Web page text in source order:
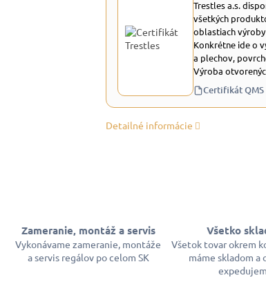
Trestles a.s.
všetkých
oblastiach
Konkrétne ide o
a plechov,
Výroba
Certifikát QMS
Detailné informácie
Zameranie, montáž a servis
Vykonávame zameranie, montáže
a servis regálov po celom SK
Všetko
Všetok tovar okrem
máme skladom a